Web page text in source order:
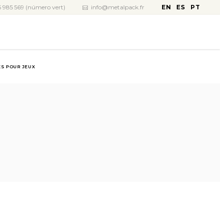
985 569 (número vert) info@metalpack.fr EN ES PT
POUR JEUX